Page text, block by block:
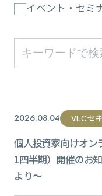
イベント・セミ
2026.08.04 VLCセ
個人投資家向けオン
1四半期）開催のお
より～